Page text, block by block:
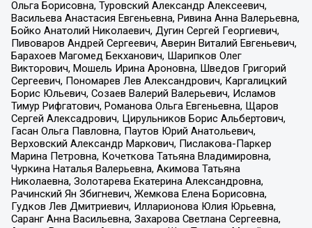
Ольга Борисовна, Туровский Александр Алексеевич,
Васильева Анастасия Евгеньевна, Ривина Анна Валерьевна,
Бойко Анатолий Николаевич, Дугин Сергей Георгиевич,
Пивоваров Андрей Сергеевич, Аверин Виталий Евгеньевич,
Барахоев Магомед Бекханович, Шарипков Олег
Викторович, Мошель Ирина Ароновна, Шведов Григорий
Сергеевич, Пономарев Лев Александрович, Каргалицкий
Борис Юльевич, Созаев Валерий Валерьевич, Исламов
Тимур Рифгатович, Романова Ольга Евгеньевна, Щаров
Сергей Алексадрович, Цирульников Борис Альбертович,
Гасан Ольга Павловна, Паутов Юрий Анатольевич,
Верховский Александр Маркович, Пислакова-Паркер
Марина Петровна, Кочеткова Татьяна Владимировна,
Чуркина Наталья Валерьевна, Акимова Татьяна
Николаевна, Золотарева Екатерина Александровна,
Рачинский Ян Збигневич, Жемкова Елена Борисовна,
Гудков Лев Дмитриевич, Илларионова Юлия Юрьевна,
Саранг Анна Васильевна, Захарова Светлана Сергеевна,